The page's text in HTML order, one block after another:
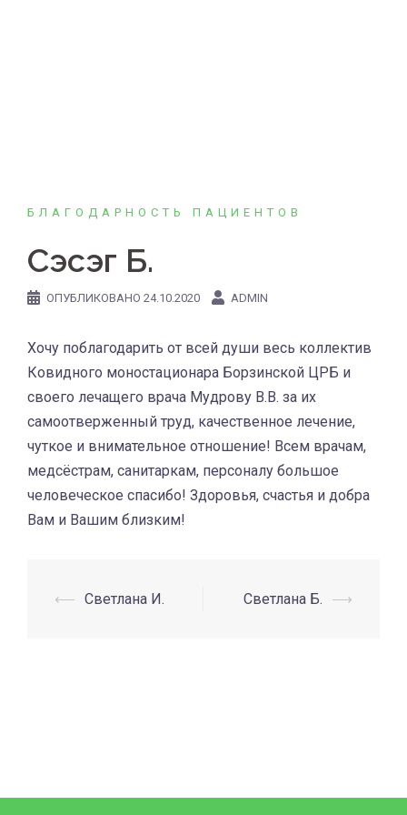
БЛАГОДАРНОСТЬ ПАЦИЕНТОВ
Сэсэг Б.
ОПУБЛИКОВАНО 24.10.2020 ADMIN
Хочу поблагодарить от всей души весь коллектив
Ковидного моностационара Борзинской ЦРБ и
своего лечащего врача Мудрову В.В. за их
самоотверженный труд, качественное лечение,
чуткое и внимательное отношение! Всем врачам,
медсёстрам, санитаркам, персоналу большое
человеческое спасибо! Здоровья, счастья и добра
Вам и Вашим близким!
Навигация
⟵ Светлана И. Светлана Б. ⟶